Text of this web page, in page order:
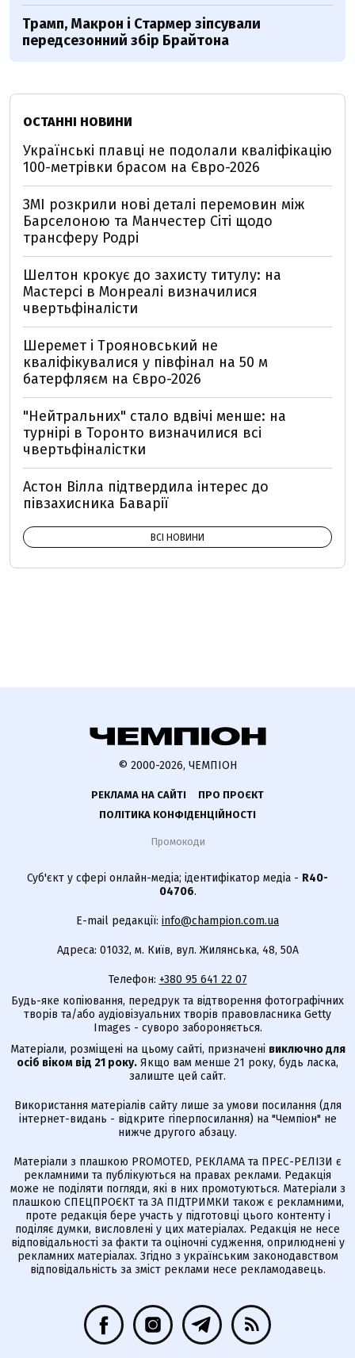
Трамп, Макрон і Стармер зіпсували
передсезонний збір Брайтона
ОСТАННІ НОВИНИ
Українські плавці не подолали кваліфікацію
100-метрівки брасом на Євро-2026
ЗМІ розкрили нові деталі перемовин між
Барселоною та Манчестер Сіті щодо
трансферу Родрі
Шелтон крокує до захисту титулу: на
Мастерсі в Монреалі визначилися
чвертьфіналісти
Шеремет і Трояновський не
кваліфікувалися у півфінал на 50 м
батерфляєм на Євро-2026
"Нейтральних" стало вдвічі менше: на
турнірі в Торонто визначилися всі
чвертьфіналістки
Астон Вілла підтвердила інтерес до
півзахисника Баварії
ВСІ НОВИНИ
© 2000-2026, ЧЕМПІОН
РЕКЛАМА НА САЙТІ
ПРО ПРОЄКТ
ПОЛІТИКА КОНФІДЕНЦІЙНОСТІ
Промокоди
Суб'єкт у сфері онлайн-медіа; ідентифікатор медіа - R40-
04706.
E-mail редакції: info@champion.com.ua
Адреса: 01032, м. Київ, вул. Жилянська, 48, 50А
Телефон: +380 95 641 22 07
Будь-яке копіювання, передрук та відтворення фотографічних
творів та/або аудіовізуальних творів правовласника Getty
Images - суворо забороняється.
Матеріали, розміщені на цьому сайті, призначені виключно для
осіб віком від 21 року. Якщо вам менше 21 року, будь ласка,
залиште цей сайт.
Використання матеріалів сайту лише за умови посилання (для
інтернет-видань - відкрите гіперпосилання) на "Чемпіон" не
нижче другого абзацу.
Матеріали з плашкою PROMOTED, РЕКЛАМА та ПРЕС-РЕЛІЗИ є
рекламними та публікуються на правах реклами. Редакція
може не поділяти погляди, які в них промотуються. Матеріали з
плашкою СПЕЦПРОЄКТ та ЗА ПІДТРИМКИ також є рекламними,
проте редакція бере участь у підготовці цього контенту і
поділяє думки, висловлені у цих матеріалах. Редакція не несе
відповідальності за факти та оціночні судження, оприлюднені у
рекламних матеріалах. Згідно з українським законодавством
відповідальність за зміст реклами несе рекламодавець.